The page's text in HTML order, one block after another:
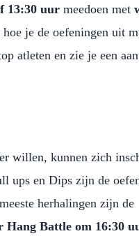
13:30 uur meedoen met
je de oefeningen uit
atleten en zie je een
willen, kunnen zich
ups en Dips zijn de
herhalingen zijn de
Hang Battle om 16:30